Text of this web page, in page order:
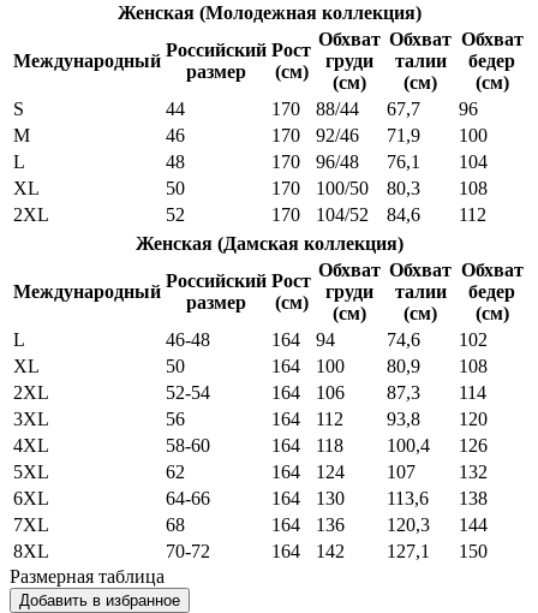
Женская (Молодежная коллекция)
Международный
Российский
размер
Рост
(см)
Обхват
груди
(см)
Обхват
талии
(см)
Обхват
бедер
(см)
S
44 170 88/44 67,7
96
M
46 170 92/46 71,9
100
L
48 170 96/48 76,1
104
XL
50 170 100/50 80,3
108
2XL
52 170 104/52 84,6
112
Женская (Дамская коллекция)
Международный
Российский
размер
Рост
(см)
Обхват
груди
(см)
Обхват
талии
(см)
Обхват
бедер
(см)
L
46-48 164 94 74,6
102
XL
50 164 100 80,9
108
2XL
52-54 164 106 87,3
114
3XL
56 164 112 93,8
120
4XL
58-60 164 118 100,4
126
5XL
62 164 124 107
132
6XL
64-66 164 130 113,6
138
7XL
68 164 136 120,3
144
8XL
70-72 164 142 127,1
150
Размерная таблица
Добавить в избранное